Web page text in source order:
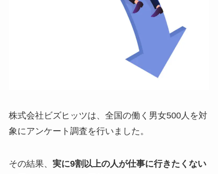
株式会社ビズヒッツは、全国の働く男女500人を対
象にアンケート調査を行いました。
その結果、 実に9割以上の人が仕事に行きたくない